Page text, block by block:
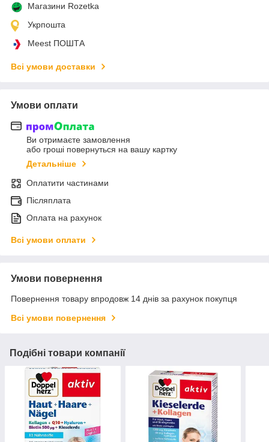
Магазини Rozetka
Укрпошта
Meest ПОШТА
Всі умови доставки
Умови оплати
Ви отримаєте замовлення
або гроші повернуться на вашу картку
Детальніше
Оплатити частинами
Післяплата
Оплата на рахунок
Всі умови оплати
Умови повернення
Повернення товару впродовж 14 днів за рахунок покупця
Всі умови повернення
Подібні товари компанії